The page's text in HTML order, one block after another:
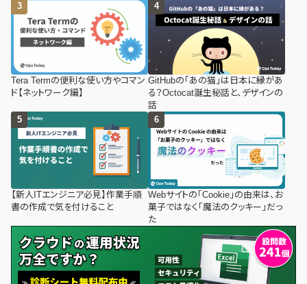
Tera Termの便利な使い方やコマン
ド【ネットワーク編】
GitHubの「あの猫」は日本に縁があ
る？Octocat誕生秘話と、デザインの
話
【新人ITエンジニア必見】作業手順
書の作成で気を付けること
Webサイトの「Cookie」の由来は、お
菓子ではなく「魔法のクッキー」だっ
た